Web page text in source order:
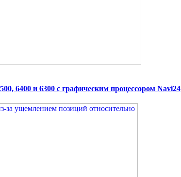
6400 и 6300 с графическим процессором Navi24